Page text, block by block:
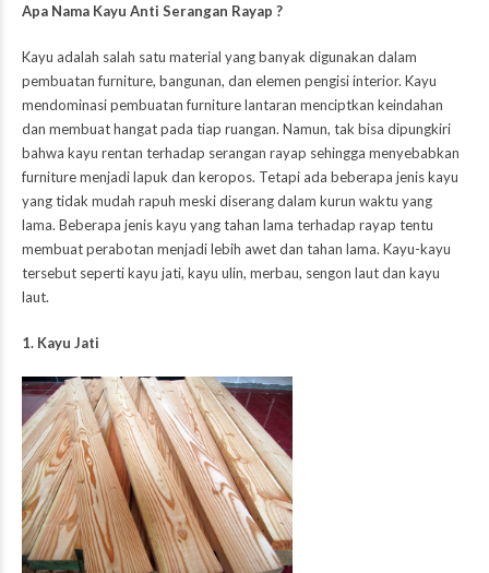
Apa Nama Kayu Anti Serangan Rayap ?
Kayu adalah salah satu material yang banyak digunakan dalam
pembuatan furniture, bangunan, dan elemen pengisi interior. Kayu
mendominasi pembuatan furniture lantaran menciptkan keindahan
dan membuat hangat pada tiap ruangan. Namun, tak bisa dipungkiri
bahwa kayu rentan terhadap serangan rayap sehingga menyebabkan
furniture menjadi lapuk dan keropos. Tetapi ada beberapa jenis kayu
yang tidak mudah rapuh meski diserang dalam kurun waktu yang
lama. Beberapa jenis kayu yang tahan lama terhadap rayap tentu
membuat perabotan menjadi lebih awet dan tahan lama. Kayu-kayu
tersebut seperti kayu jati, kayu ulin, merbau, sengon laut dan kayu
laut.
1. Kayu Jati